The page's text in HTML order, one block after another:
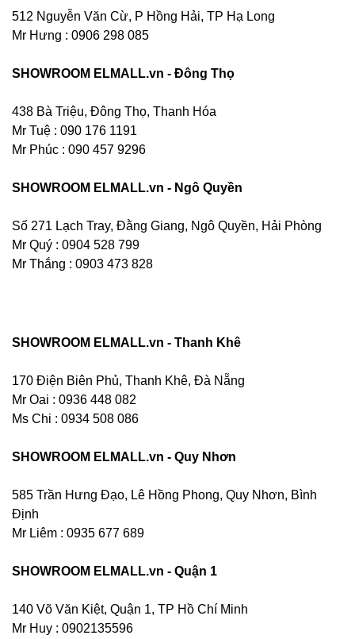
512 Nguyễn Văn Cừ, P Hồng Hải, TP Hạ Long
Mr Hưng : 0906 298 085
SHOWROOM ELMALL.vn - Đông Thọ
438 Bà Triệu, Đông Thọ, Thanh Hóa
Mr Tuệ : 090 176 1191
Mr Phúc : 090 457 9296
SHOWROOM ELMALL.vn - Ngô Quyền
Số 271 Lạch Tray, Đằng Giang, Ngô Quyền, Hải Phòng
Mr Quý : 0904 528 799
Mr Thắng : 0903 473 828
SHOWROOM ELMALL.vn - Thanh Khê
170 Điện Biên Phủ, Thanh Khê, Đà Nẵng
Mr Oai : 0936 448 082
Ms Chi : 0934 508 086
SHOWROOM ELMALL.vn - Quy Nhơn
585 Trần Hưng Đạo, Lê Hồng Phong, Quy Nhơn, Bình
Định
Mr Liêm : 0935 677 689
SHOWROOM ELMALL.vn - Quận 1
140 Võ Văn Kiệt, Quận 1, TP Hồ Chí Minh
Mr Huy : 0902135596